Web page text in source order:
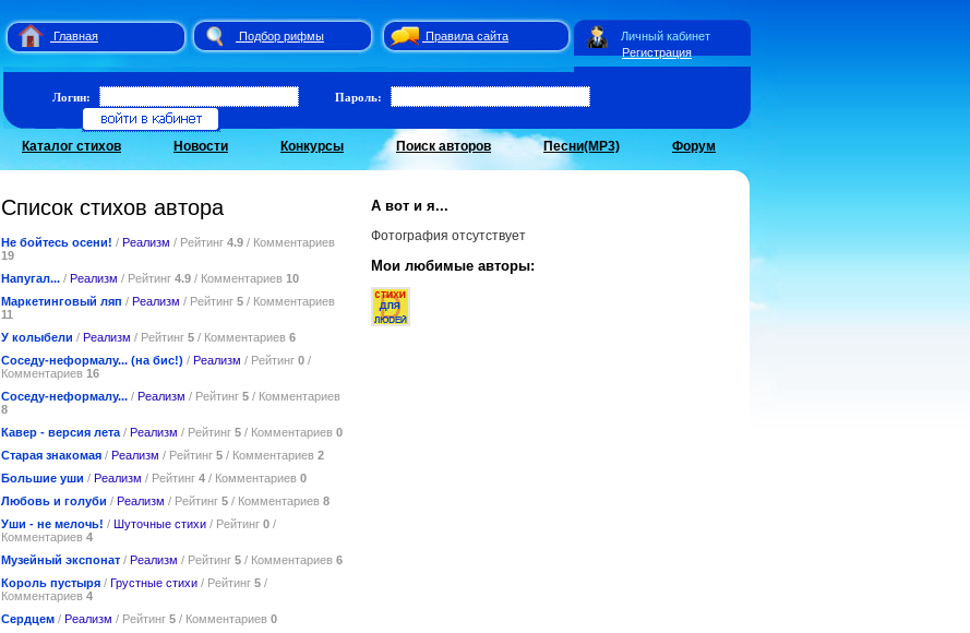
Главная Подбор рифмы
Правила сайта
Регистрация
Личный кабинет
Логин: Пароль:
Каталог стихов Новости Конкурсы Поиск авторов Песни(MP3) Форум
Список стихов автора
Не бойтесь осени! / Реализм / Рейтинг 4.9 / Комментариев
19
Напугал... / Реализм / Рейтинг 4.9 / Комментариев 10
Маркетинговый ляп / Реализм / Рейтинг 5 / Комментариев
11
У колыбели / Реализм / Рейтинг 5 / Комментариев 6
Соседу-неформалу... (на бис!) / Реализм / Рейтинг 0 /
Комментариев 16
Соседу-неформалу... / Реализм / Рейтинг 5 / Комментариев
8
Кавер - версия лета / Реализм / Рейтинг 5 / Комментариев 0
Старая знакомая / Реализм / Рейтинг 5 / Комментариев 2
Большие уши / Реализм / Рейтинг 4 / Комментариев 0
Любовь и голуби / Реализм / Рейтинг 5 / Комментариев 8
Уши - не мелочь! / Шуточные стихи / Рейтинг 0 /
Комментариев 4
Музейный экспонат / Реализм / Рейтинг 5 / Комментариев 6
Король пустыря / Грустные стихи / Рейтинг 5 /
Комментариев 4
Сердцем / Реализм / Рейтинг 5 / Комментариев 0
А вот и я...
Фотография отсутствует
Мои любимые авторы: